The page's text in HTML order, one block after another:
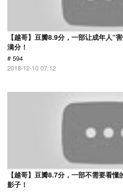
【越哥】豆瓣8.9分，一部让成年人“
满分！
# 594
2018-12-10 07:12
【越哥】豆瓣8.7分，一部不需要看
影子！